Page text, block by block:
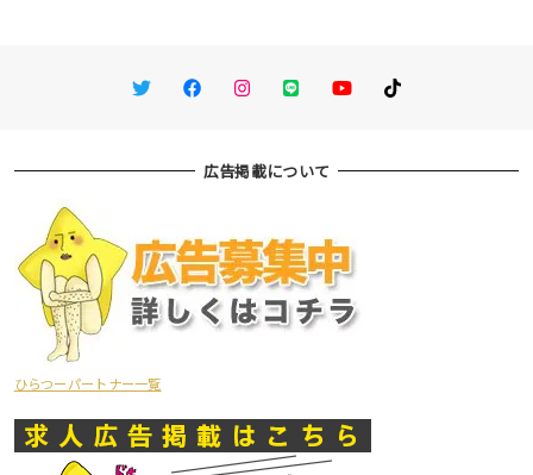
TwitterFacebookInstagram
LINE You TubeTikTok
広告掲載について
ひらつーパートナー一覧